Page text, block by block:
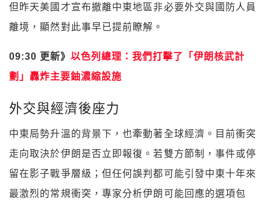
但昨天美國才宣布撤離中東地區非必要外交與國防人員
離境，顯然對此事早已提前瞭解。
09:30 更新》 以色列總理：我們打擊了「伊朗核武計
劃」轟炸主要鈾濃縮設施
外交與經濟後座力
中東局勢升溫的背景下，也牽動著全球經濟。目前衝突
走向取決於伊朗是否立即報復。若雙方節制，事件或停
留在影子戰爭層級；但任何誤判都可能引發中東十年來
最激烈的常規衝突，專家分析伊朗可能回應的選項包